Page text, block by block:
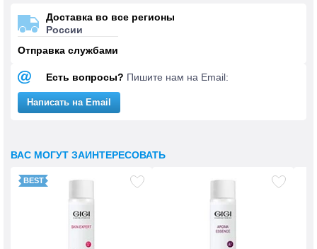
Доставка во все регионы
России
Отправка службами
Есть вопросы? Пишите нам на Email:
Написать на Email
ВАС МОГУТ ЗАИНТЕРЕСОВАТЬ